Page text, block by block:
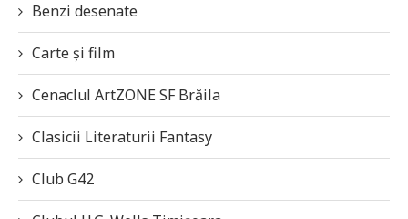
Benzi desenate
Carte și film
Cenaclul ArtZONE SF Brăila
Clasicii Literaturii Fantasy
Club G42